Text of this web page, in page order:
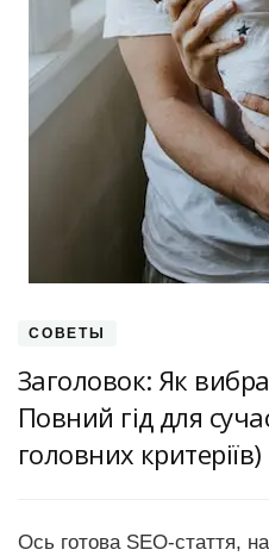
СОВЕТЫ
Заголовок: Як
Повний гід для
головних критеріїв)
Ось готова SEO-стаття,